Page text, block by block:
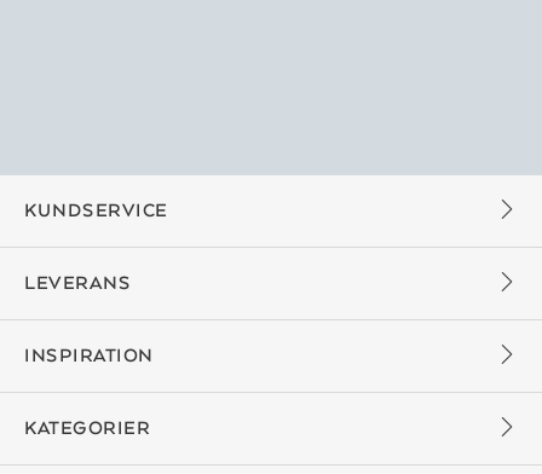
KUNDSERVICE
LEVERANS
INSPIRATION
KATEGORIER